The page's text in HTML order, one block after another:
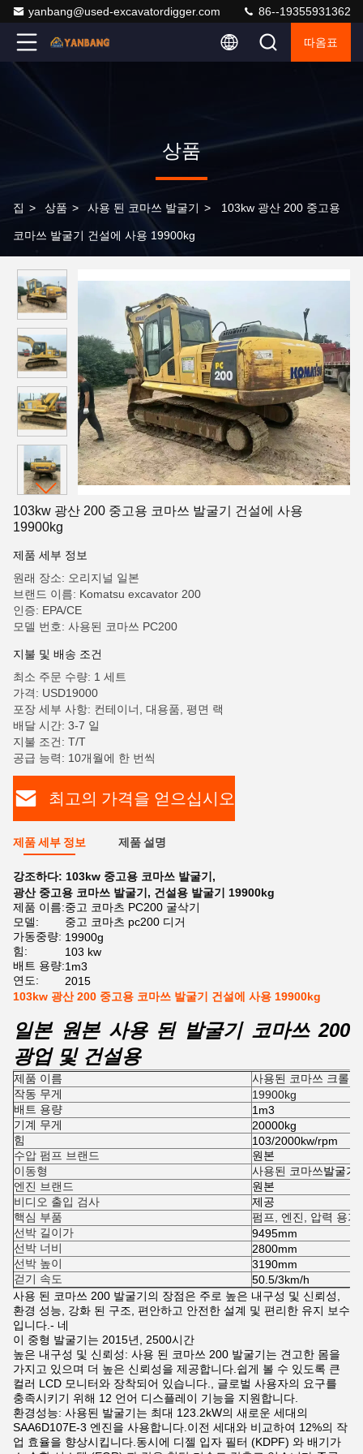
yanbang@used-excavatordigger.com 86--19355931362
따옴표
상품
집 > 상품 > 사용 된 코마쓰 발굴기 > 103kw 광산 200 중고용
코마쓰 발굴기 건설에 사용 19900kg
103kw 광산 200 중고용 코마쓰 발굴기 건설에 사용
19900kg
제품 세부 정보
원래 장소: 오리지널 일본
브랜드 이름: Komatsu excavator 200
인증: EPA/CE
모델 번호: 사용된 코마쓰 PC200
지불 및 배송 조건
최소 주문 수량: 1 세트
가격: USD19000
포장 세부 사항: 컨테이너, 대용품, 평면 랙
배달 시간: 3-7 일
지불 조건: T/T
공급 능력: 10개월에 한 번씩
최고의 가격을 얻으십시오
제품 세부 정보 제품 설명
강조하다: 103kw 중고용 코마쓰 발굴기 ,
광산 중고용 코마쓰 발굴기 , 건설용 발굴기 19900kg
제품 이름:중고 코마츠 PC200 굴삭기
모델:
중고 코마츠 pc200 디거
가동중량: 19900g
힘:
103 kw
배트 용량:1m3
연도:
2015
103kw 광산 200 중고용 코마쓰 발굴기 건설에 사용 19900kg
일본 원본 사용 된 발굴기 코마쓰 200
광업 및 건설용
제품 이름
사용된 코마쓰 크롤
작동 무게
19900kg
배트 용량
1m3
기계 무게
20000kg
힘
103/2000kw/rpm
수압 펌프 브랜드
원본
이동형
사용된 코마쓰발굴기
엔진 브랜드
원본
비디오 출입 검사
제공
핵심 부품
펌프, 엔진, 압력 용기
선박 길이가
9495mm
선박 너비
2800mm
선박 높이
3190mm
걷기 속도
50.5/3km/h
사용 된 코마쓰 200 발굴기의 장점은 주로 높은 내구성 및 신뢰성,
환경 성능, 강화 된 구조, 편안하고 안전한 설계 및 편리한 유지 보수
입니다.- 네
이 중형 발굴기는 2015년, 2500시간
높은 내구성 및 신뢰성: 사용 된 코마쓰 200 발굴기는 견고한 몸을
가지고 있으며 더 높은 신뢰성을 제공합니다.쉽게 볼 수 있도록 큰
컬러 LCD 모니터와 장착되어 있습니다., 글로벌 사용자의 요구를
충족시키기 위해 12 언어 디스플레이 기능을 지원합니다.
환경성능: 사용된 발굴기는 최대 123.2kW의 새로운 세대의
SAA6D107E-3 엔진을 사용합니다.이전 세대와 비교하여 12%의 작
업 효율을 향상시킵니다.동시에 디젤 입자 필터 (KDPF) 와 배기가